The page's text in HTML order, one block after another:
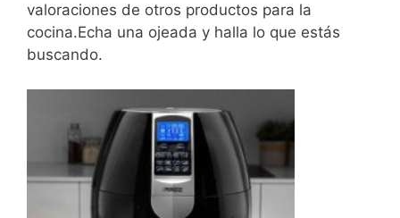
valoraciones de otros productos para la
cocina.Echa una ojeada y halla lo que estás
buscando.